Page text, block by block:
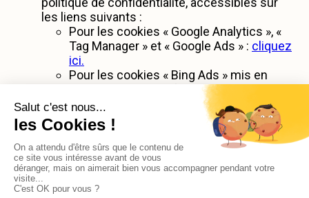
les liens suivants :
Pour les cookies « Google Analytics », «
Tag Manager » et « Google Ads » : cliquez
ici.
Pour les cookies « Bing Ads » mis en
cliquez ici.
Pour les cookies « Pixel » Facebook :
cliquez ici.
Pour les cookies « Amplitude » :cliquez
ici.